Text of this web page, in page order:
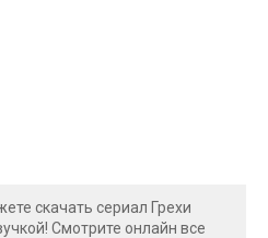
скачать сериал Грехи
Смотрите онлайн все